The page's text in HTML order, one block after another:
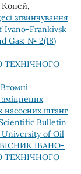
згвинчування
Ivano-Frankivsk
Gas: № 2(18)
ТЕХНІЧНОГО
Втомні
насосних штанг
Bulletin
of Oil
ІВАНО-
ТЕХНІЧНОГО